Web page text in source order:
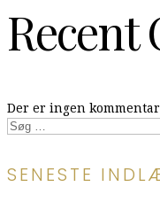
Recent
Der er ingen
Søg
efter:
SENESTE